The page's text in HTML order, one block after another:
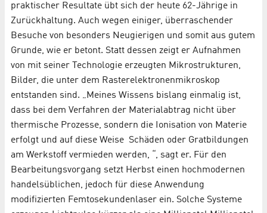
praktischer Resultate übt sich der heute 62-Jährige in
Zurückhaltung. Auch wegen einiger, überraschender
Besuche von besonders Neugierigen und somit aus gutem
Grunde, wie er betont. Statt dessen zeigt er Aufnahmen
von mit seiner Technologie erzeugten Mikrostrukturen,
Bilder, die unter dem Rasterelektronenmikroskop
entstanden sind. „Meines Wissens bislang einmalig ist,
dass bei dem Verfahren der Materialabtrag nicht über
thermische Prozesse, sondern die Ionisation von Materie
erfolgt und auf diese Weise Schäden oder Gratbildungen
am Werkstoff vermieden werden, “, sagt er. Für den
Bearbeitungsvorgang setzt Herbst einen hochmodernen
handelsüblichen, jedoch für diese Anwendung
modifizierten Femtosekundenlaser ein. Solche Systeme